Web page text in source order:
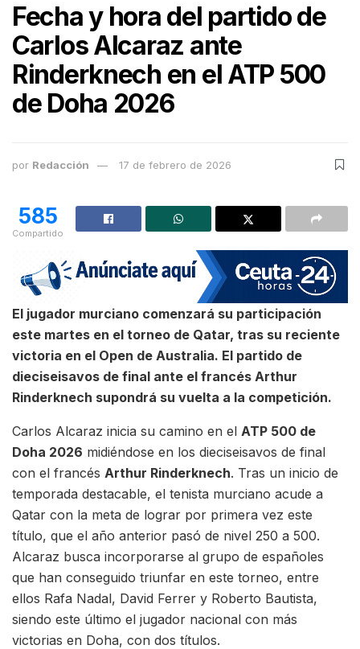
Fecha y hora del partido de
Carlos Alcaraz ante
Rinderknech en el ATP 500
de Doha 2026
por Redacción 17 de febrero de 2026
585
Compartido
El jugador murciano comenzará su participación
este martes en el torneo de Qatar, tras su reciente
victoria en el Open de Australia. El partido de
dieciseisavos de final ante el francés Arthur
Rinderknech supondrá su vuelta a la competición.
Carlos Alcaraz inicia su camino en el ATP 500 de
Doha 2026 midiéndose en los dieciseisavos de final
con el francés Arthur Rinderknech. Tras un inicio de
temporada destacable, el tenista murciano acude a
Qatar con la meta de lograr por primera vez este
título, que el año anterior pasó de nivel 250 a 500.
Alcaraz busca incorporarse al grupo de españoles
que han conseguido triunfar en este torneo, entre
ellos Rafa Nadal, David Ferrer y Roberto Bautista,
siendo este último el jugador nacional con más
victorias en Doha, con dos títulos.